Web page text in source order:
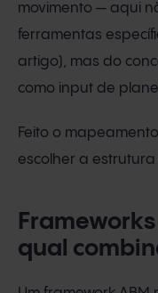
movimento — aqui
ferramentas
artigo), mas do
como input de
Feito o
escolher a
qual